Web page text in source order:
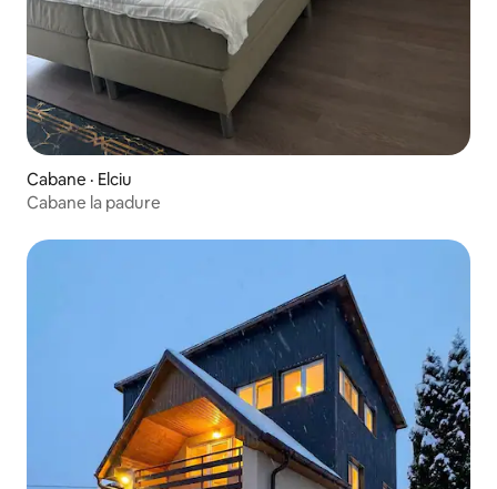
Cabane · Elciu
Cabane la padure